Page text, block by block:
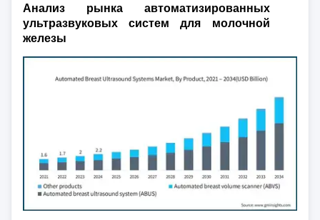
Анализ рынка автоматизированных
ультразвуковых систем для молочной
железы